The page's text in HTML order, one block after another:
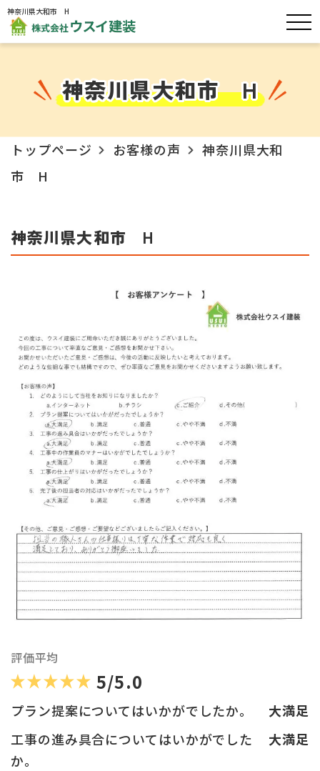
神奈川県大和市 H
神奈川県大和市 H
トップページ お客様の声
神奈川県大和
市 H
神奈川県大和市 H
評価平均
5/5.0
プラン提案についてはいかがでしたか。
大満足
工事の進み具合についてはいかがでした
か。
大満足